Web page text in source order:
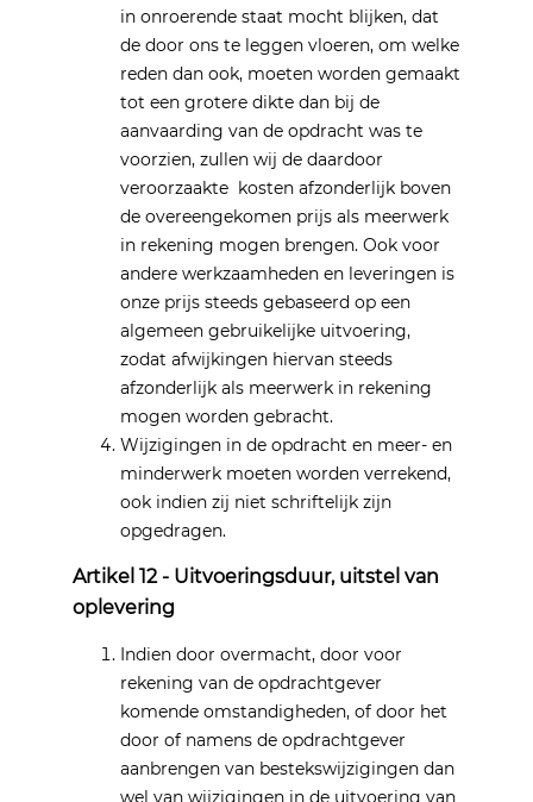
in onroerende staat mocht blijken, dat
de door ons te leggen vloeren, om welke
reden dan ook, moeten worden gemaakt
tot een grotere dikte dan bij de
aanvaarding van de opdracht was te
voorzien, zullen wij de daardoor
veroorzaakte kosten afzonderlijk boven
de overeengekomen prijs als meerwerk
in rekening mogen brengen. Ook voor
andere werkzaamheden en leveringen is
onze prijs steeds gebaseerd op een
algemeen gebruikelijke uitvoering,
zodat afwijkingen hiervan steeds
afzonderlijk als meerwerk in rekening
mogen worden gebracht.
Wijzigingen in de opdracht en meer- en
minderwerk moeten worden verrekend,
ook indien zij niet schriftelijk zijn
opgedragen.
Artikel 12 - Uitvoeringsduur, uitstel van
oplevering
Indien door overmacht, door voor
rekening van de opdrachtgever
komende omstandigheden, of door het
door of namens de opdrachtgever
aanbrengen van bestekswijzigingen dan
wel van wijzigingen in de uitvoering van